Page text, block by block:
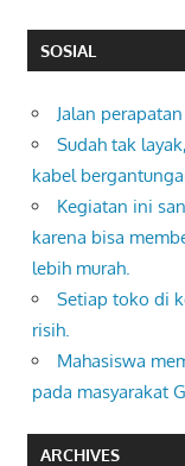
SOSIAL
Jalan
Sudah tak
kabel
Kegiatan ini
karena bisa
lebih murah.
Setiap toko di
risih.
Mahasiswa
pada masyarakat
ARCHIVES